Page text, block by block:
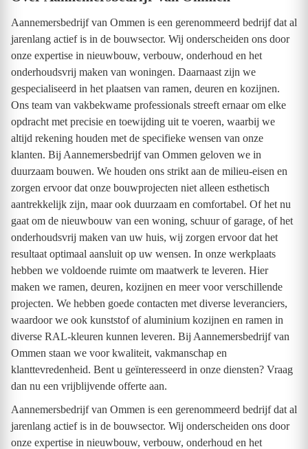
Aannemersbedrijf van Ommen is een gerenommeerd bedrijf dat al
jarenlang actief is in de bouwsector. Wij onderscheiden ons door
onze expertise in nieuwbouw, verbouw, onderhoud en het
onderhoudsvrij maken van woningen. Daarnaast zijn we
gespecialiseerd in het plaatsen van ramen, deuren en kozijnen.
Ons team van vakbekwame professionals streeft ernaar om elke
opdracht met precisie en toewijding uit te voeren, waarbij we
altijd rekening houden met de specifieke wensen van onze
klanten. Bij Aannemersbedrijf van Ommen geloven we in
duurzaam bouwen. We houden ons strikt aan de milieu-eisen en
zorgen ervoor dat onze bouwprojecten niet alleen esthetisch
aantrekkelijk zijn, maar ook duurzaam en comfortabel. Of het nu
gaat om de nieuwbouw van een woning, schuur of garage, of het
onderhoudsvrij maken van uw huis, wij zorgen ervoor dat het
resultaat optimaal aansluit op uw wensen. In onze werkplaats
hebben we voldoende ruimte om maatwerk te leveren. Hier
maken we ramen, deuren, kozijnen en meer voor verschillende
projecten. We hebben goede contacten met diverse leveranciers,
waardoor we ook kunststof of aluminium kozijnen en ramen in
diverse RAL-kleuren kunnen leveren. Bij Aannemersbedrijf van
Ommen staan we voor kwaliteit, vakmanschap en
klanttevredenheid. Bent u geïnteresseerd in onze diensten? Vraag
dan nu een vrijblijvende offerte aan.
Aannemersbedrijf van Ommen is een gerenommeerd bedrijf dat al
jarenlang actief is in de bouwsector. Wij onderscheiden ons door
onze expertise in nieuwbouw, verbouw, onderhoud en het